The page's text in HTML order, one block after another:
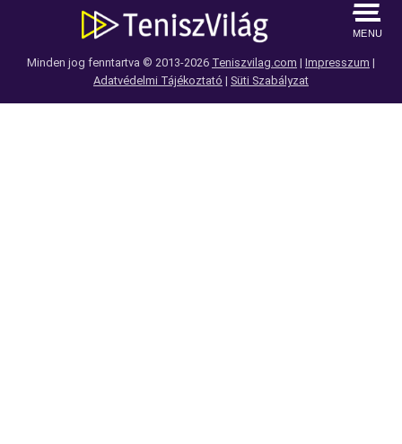
MENU
Minden jog fenntartva © 2013-2026 Teniszvilag.com | Impresszum |
Adatvédelmi Tájékoztató | Süti Szabályzat